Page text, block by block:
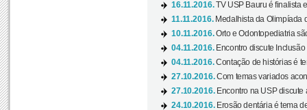
16.11.2016.TV USP Bauru é finalista
11.11.2016. Medalhista da Olimpíada
10.11.2016.Orto e Odontopediatria
04.11.2016. Encontro discute
04.11.2016.Contação de histórias é
27.10.2016.Com temas variados
27.10.2016. Encontro na USP discute
24.10.2016. Erosão dentária é tema